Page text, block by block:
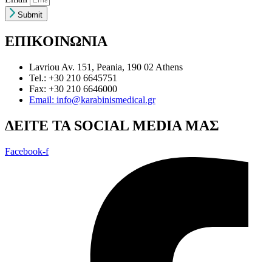
Submit
ΕΠΙΚΟΙΝΩΝΙΑ
Lavriou Av. 151, Peania, 190 02 Athens
Tel.: +30 210 6645751
Fax: +30 210 6646000
Email: info@karabinismedical.gr
ΔEITE TA SOCIAL MEDIA ΜΑΣ
Facebook-f